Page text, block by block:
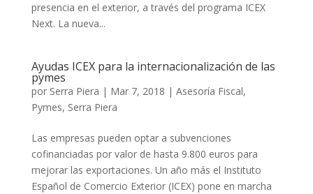
presencia en el exterior, a través del programa ICEX
Next. La nueva...
Ayudas ICEX para la internacionalización de las
pymes
por Serra Piera | Mar 7, 2018 | Asesoría Fiscal,
Pymes, Serra Piera
Las empresas pueden optar a subvenciones
cofinanciadas por valor de hasta 9.800 euros para
mejorar las exportaciones. Un año más el Instituto
Español de Comercio Exterior (ICEX) pone en marcha